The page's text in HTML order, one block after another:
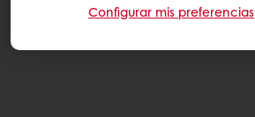
Configurar mis preferencias